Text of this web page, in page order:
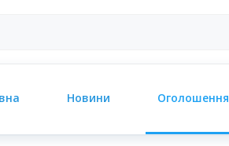
Новини Оголошення